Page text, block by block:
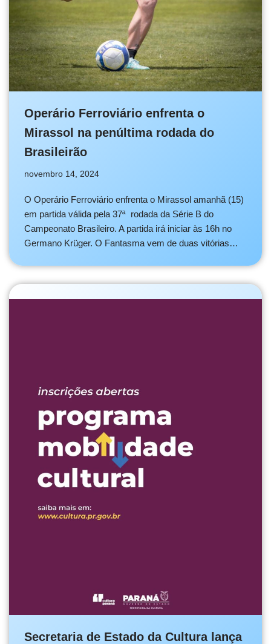
Operário Ferroviário enfrenta o
Mirassol na penúltima rodada do
Brasileirão
novembro 14, 2024
O Operário Ferroviário enfrenta o Mirassol amanhã (15)
em partida válida pela 37ª rodada da Série B do
Campeonato Brasileiro. A partida irá iniciar às 16h no
Germano Krüger. O Fantasma vem de duas vitórias…
Secretaria de Estado da Cultura lança